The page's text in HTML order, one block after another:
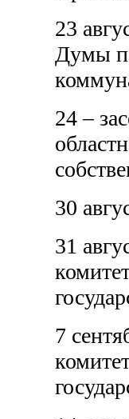
23
Думы
24 –
30
31
7